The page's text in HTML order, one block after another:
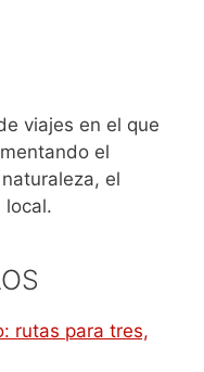
viajes en el que
el
el
local.
rutas para tres,